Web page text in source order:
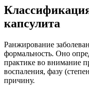
капсулита
Ранжирование
формальность. Оно
практике во внимание
воспаления, фазу
причину.